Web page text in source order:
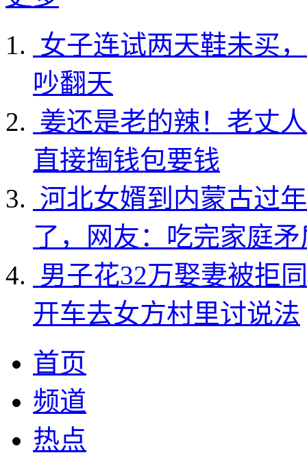
女子连试两天鞋未买
吵翻天
姜还是老的辣！老丈
直接掏钱包要钱
河北女婿到内蒙古过
了，网友：吃完家庭
男子花32万娶妻被拒
开车去女方村里讨说法
首页
频道
热点